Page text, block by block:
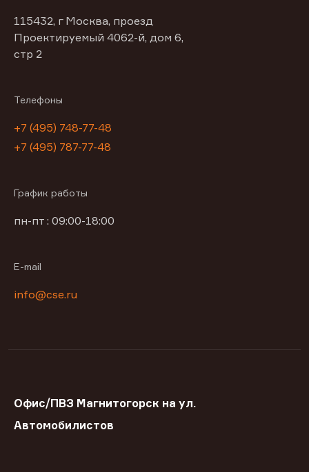
115432, г Москва, проезд
Проектируемый 4062-й, дом 6,
стр 2
Телефоны
+7 (495) 748-77-48
+7 (495) 787-77-48
График работы
пн-пт : 09:00-18:00
E-mail
info@cse.ru
Офис/ПВЗ Магнитогорск на ул.
Автомобилистов